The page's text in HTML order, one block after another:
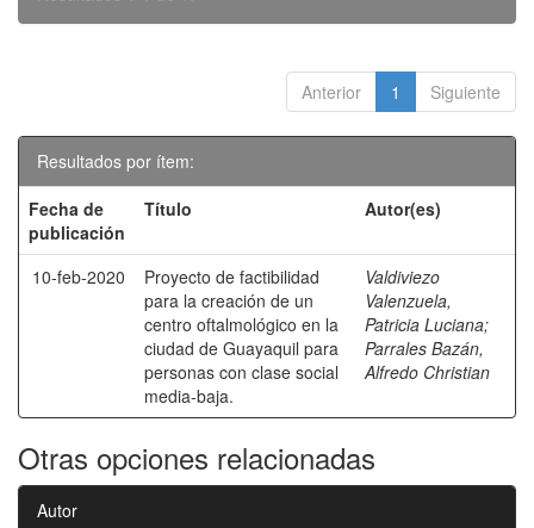
Anterior 1 Siguiente
Resultados por ítem:
Fecha de
publicación
Título Autor(es)
10-feb-2020
Proyecto de factibilidad
para la creación de un
centro oftalmológico en la
ciudad de Guayaquil para
personas con clase social
media-baja.
Valdiviezo
Valenzuela,
Patricia Luciana;
Parrales Bazán,
Alfredo Christian
Otras opciones relacionadas
Autor